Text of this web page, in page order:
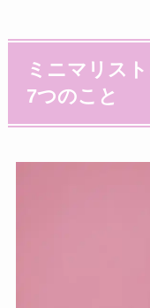
ミニマリス
7つのこと